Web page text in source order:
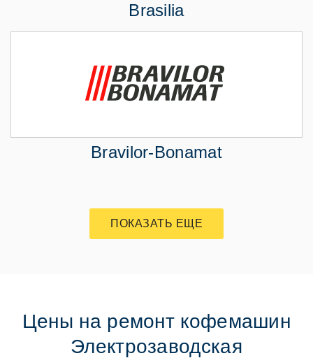
Brasilia
Bravilor-Bonamat
ПОКАЗАТЬ ЕЩЕ
Цены на ремонт кофемашин
Электрозаводская